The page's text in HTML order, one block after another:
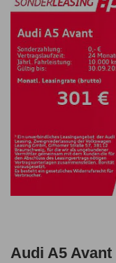
Audi A5 Avant